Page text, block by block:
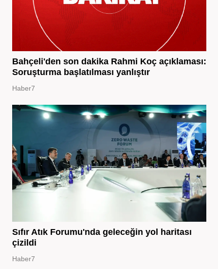
Bahçeli'den son dakika Rahmi Koç açıklaması:
Soruşturma başlatılması yanlıştır
Haber7
Sıfır Atık Forumu'nda geleceğin yol haritası
çizildi
Haber7